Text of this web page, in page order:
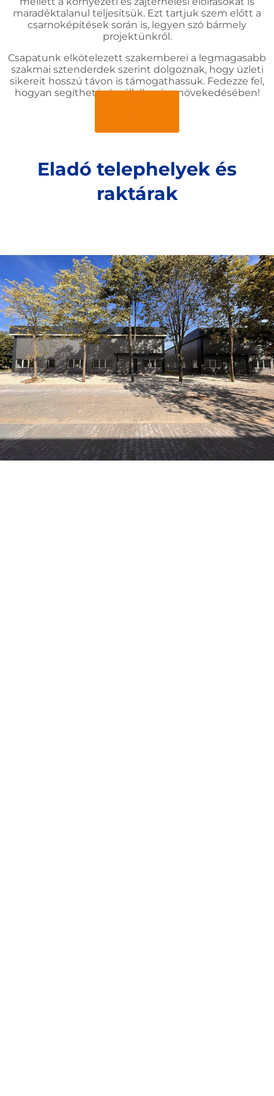
maradéktalanul teljesítsük. Ezt tartjuk szem előtt a
csarnoképítések során is, legyen szó bármely
projektünkről.
Csapatunk elkötelezett szakemberei a legmagasabb
szakmai sztenderdek szerint dolgoznak, hogy üzleti
sikereit hosszú távon is támogathassuk. Fedezze fel,
hogyan segíthetünk vállalkozása növekedésében!
Eladó telephelyek és
raktárak